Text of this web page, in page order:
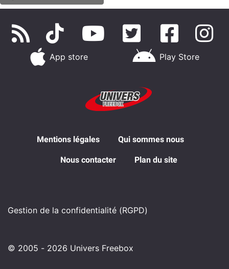
App store Play Store
Mentions légales Qui sommes nous
Nous contacter Plan du site
Gestion de la confidentialité (RGPD)
© 2005 - 2026 Univers Freebox